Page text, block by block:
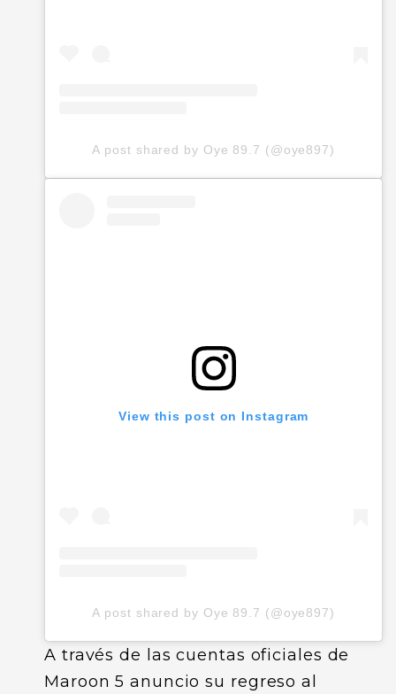
A post shared by Oye 89.7 (@oye897)
View this post on Instagram
A post shared by Oye 89.7 (@oye897)
A través de las cuentas oficiales de
Maroon 5 anuncio su regreso al